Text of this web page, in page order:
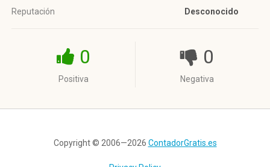
Reputación Desconocido
0
Positiva
0
Negativa
Copyright © 2006—2026 ContadorGratis.es